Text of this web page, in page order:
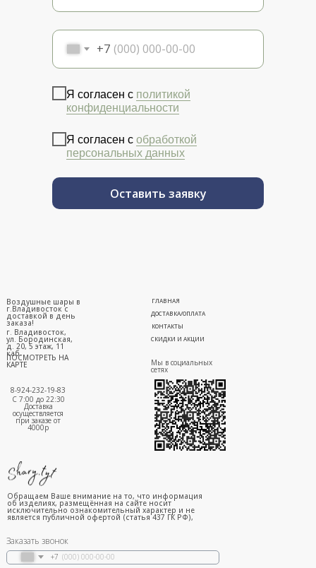
+7
Я согласен с политикой
конфиденциальности
Я согласен с обработкой
персональных данных
Оставить заявку
г. Владивосток,
ул. Бородинская,
д. 20, 5 этаж, 11
каб.
ПОСМОТРЕТЬ НА
КАРТЕ
ГЛАВНАЯ
ДОСТАВКА/ОПЛАТА
СКИДКИ И АКЦИИ
КОНТАКТЫ
8-924-232-19-83
С 7:00 до 22:30
Доставка
осуществляется
при заказе от
4000р
Воздушные шары в
г.Владивосток с
доставкой в день
заказа!
Мы в социальных
сетях
Заказать звонок
+7
Обращаем Ваше внимание на то, что информация
об изделиях, размещённая на сайте носит
исключительно ознакомительный характер и не
является публичной офертой (статья 437 ГК РФ),